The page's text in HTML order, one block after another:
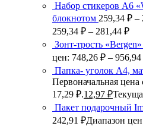
Набор стикеров А6
блокнотом 259,34 ₽ –
259,34 ₽ – 281,44 ₽
Зонт-трость «Bergen»
цен: 748,26 ₽ –
Папка- уголок А4,
Первоначальная цена
17,29 ₽.12,97 ₽
Пакет подарочный
242,91 ₽Диапазон